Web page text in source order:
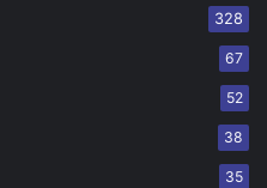
328
67
52
38
35